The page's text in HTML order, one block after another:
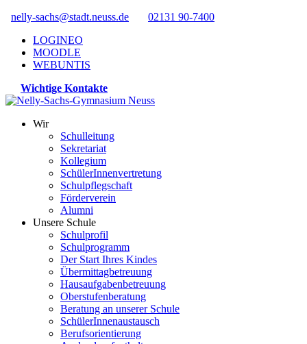
nelly-sachs@stadt.neuss.de
02131 90-7400
LOGINEO
MOODLE
WEBUNTIS
Wichtige Kontakte
Wir
Schulleitung
Sekretariat
Kollegium
SchülerInnenvertretung
Schulpflegschaft
Förderverein
Alumni
Unsere Schule
Schulprofil
Schulprogramm
Der Start Ihres Kindes
Übermittagbetreuung
Hausaufgabenbetreuung
Oberstufenberatung
Beratung an unserer Schule
SchülerInnenaustausch
Berufsorientierung